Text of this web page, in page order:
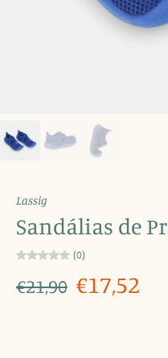
Lassig
Sandálias de
(0)
€21,90 €17,52